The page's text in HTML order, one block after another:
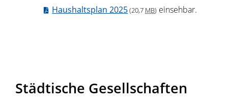
Haushaltsplan 2025(20,7 MB) einsehbar.
Städtische Gesellschaften